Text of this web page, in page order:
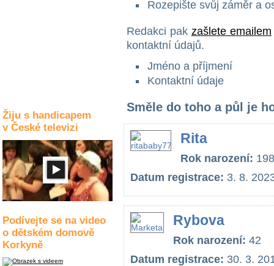
Žiju s handicapem
v České televizi
Podívejte se na video
o dětském domově
Korkyně
Rozepište svůj záměr a
Redakci pak zašlete emailem
kontaktní údajů.
Jméno a příjmení
Kontaktní údaje
Směle do toho a půl je
Rita
Rok narození:
Datum registrace: 3. 8.
Rybova
Rok narození: 42
Datum registrace: 30. 3.